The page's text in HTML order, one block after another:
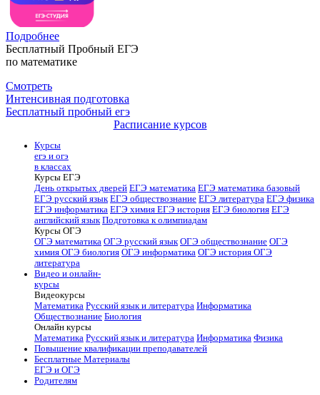
Подробнее
Бесплатный Пробный ЕГЭ
по математике
Смотреть
Интенсивная подготовка
Бесплатный пробный егэ
Расписание курсов
Курсы
егэ и огэ
в классах
Курсы ЕГЭ
День открытых дверей ЕГЭ математика ЕГЭ математика базовый
ЕГЭ русский язык ЕГЭ обществознание ЕГЭ литература ЕГЭ физика
ЕГЭ информатика ЕГЭ химия ЕГЭ история ЕГЭ биология ЕГЭ
английский язык Подготовка к олимпиадам
Курсы ОГЭ
ОГЭ математика ОГЭ русский язык ОГЭ обществознание ОГЭ
химия ОГЭ биология ОГЭ информатика ОГЭ история ОГЭ
литература
Видео и онлайн-
курсы
Видеокурсы
Математика Русский язык и литература Информатика
Обществознание Биология
Онлайн курсы
Математика Русский язык и литература Информатика Физика
Повышение квалификации преподавателей
Бесплатные Материалы
ЕГЭ и ОГЭ
Родителям